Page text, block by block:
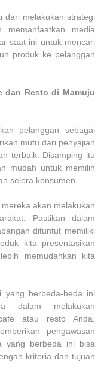
dari melakukan strategi
memanfaatkan media
saat ini untuk mencari
produk ke pelanggan
dan Resto di Mamuju
pelanggan sebagai
mutu dari penyajian
terbaik. Disamping itu
mudah untuk memilih
selera konsumen.
akan melakukan
Pastikan dalam
dituntut memiliki
kita presentasikan
memudahkan kita
berbeda-beda ini
dalam melakukan
atau resto Anda.
pengawasan
yang berbeda ini bisa
kriteria dan tujuan